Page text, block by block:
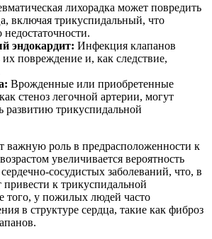
лихорадка может повредить
включая трикуспидальный, что
эндокардит: Инфекция клапанов
повреждение и, как следствие,
Врожденные или приобретенные
стеноз легочной артерии, могут
развитию трикуспидальной
важную роль в предрасположенности к
увеличивается вероятность
сосудистых заболеваний, что, в
к трикуспидальной
того, у пожилых людей часто
в структуре сердца, такие как фиброз